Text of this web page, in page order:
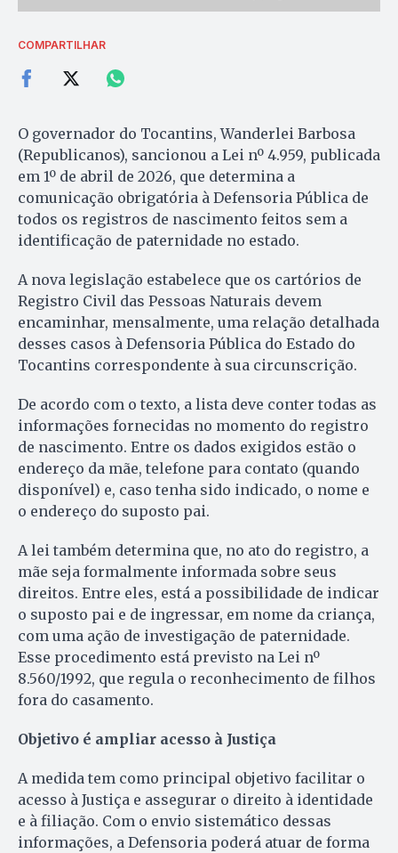
COMPARTILHAR
O governador do Tocantins, Wanderlei Barbosa
(Republicanos), sancionou a Lei nº 4.959, publicada
em 1º de abril de 2026, que determina a
comunicação obrigatória à Defensoria Pública de
todos os registros de nascimento feitos sem a
identificação de paternidade no estado.
A nova legislação estabelece que os cartórios de
Registro Civil das Pessoas Naturais devem
encaminhar, mensalmente, uma relação detalhada
desses casos à Defensoria Pública do Estado do
Tocantins correspondente à sua circunscrição.
De acordo com o texto, a lista deve conter todas as
informações fornecidas no momento do registro
de nascimento. Entre os dados exigidos estão o
endereço da mãe, telefone para contato (quando
disponível) e, caso tenha sido indicado, o nome e
o endereço do suposto pai.
A lei também determina que, no ato do registro, a
mãe seja formalmente informada sobre seus
direitos. Entre eles, está a possibilidade de indicar
o suposto pai e de ingressar, em nome da criança,
com uma ação de investigação de paternidade.
Esse procedimento está previsto na Lei nº
8.560/1992, que regula o reconhecimento de filhos
fora do casamento.
Objetivo é ampliar acesso à Justiça
A medida tem como principal objetivo facilitar o
acesso à Justiça e assegurar o direito à identidade
e à filiação. Com o envio sistemático dessas
informações, a Defensoria poderá atuar de forma